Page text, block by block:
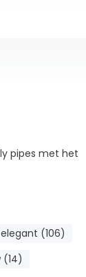
pipes met het
elegant (106)